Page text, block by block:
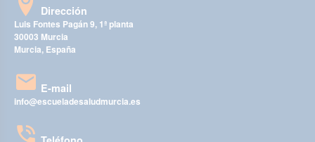
Dirección
Luis Fontes Pagán 9, 1ª planta
30003 Murcia
Murcia, España
E-mail
info@escueladesaludmurcia.es